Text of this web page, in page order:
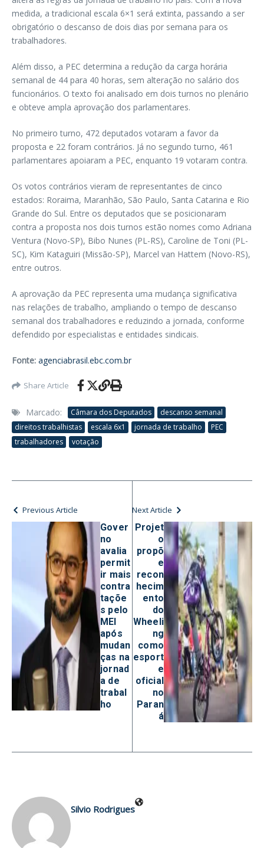
medida, a tradicional escala 6×1 será extinta, passando a ser
obrigatório o descanso de dois dias por semana para os
trabalhadores.
Além disso, a PEC determina a redução da carga horária
semanal de 44 para 40 horas, sem alteração no salário dos
funcionários. O texto foi analisado em dois turnos no plenário
e obteve ampla aprovação dos parlamentares.
No primeiro turno, 472 deputados votaram a favor da
proposta e 22 foram contrários. Já no segundo turno, 461
parlamentares apoiaram a PEC, enquanto 19 votaram contra.
Os votos contrários vieram de representantes de cinco
estados: Roraima, Maranhão, São Paulo, Santa Catarina e Rio
Grande do Sul. Entre os deputados que se posicionaram
contra a proposta nos dois turnos estão nomes como Adriana
Ventura (Novo-SP), Bibo Nunes (PL-RS), Caroline de Toni (PL-
SC), Kim Kataguiri (Missão-SP), Marcel van Hattem (Novo-RS),
entre outros.
A aprovação da PEC representa uma mudança significativa
nas relações de trabalho, ampliando o tempo de descanso
semanal dos trabalhadores e reduzindo a jornada, conforme
defendido por especialistas e entidades sindicais.
Fonte: agenciabrasil.ebc.com.br
Share Article
Marcado: Câmara dos Deputados
descanso semanal
direitos trabalhistas
escala 6x1 jornada de trabalho
PEC
trabalhadores
votação
Previous Article
Gover
no
avalia
permit
ir mais
contra
taçõe
s pelo
MEI
após
mudan
ças na
jornad
a de
trabal
ho
Next Article
Projet
o
propõ
e
recon
hecim
ento
do
Wheeli
ng
como
esport
e
oficial
no
Paran
á
Silvio Rodrigues